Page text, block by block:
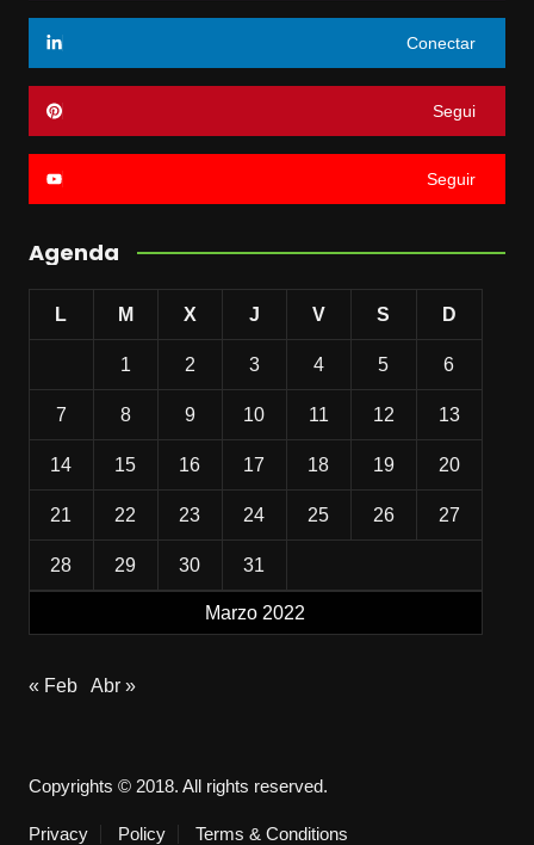
Conectar
Segui
Seguir
Agenda
Marzo 2022
L M X J V S D
1 2 3 4 5 6
7 8 9 10 11 12 13
14 15 16 17 18 19 20
21 22 23 24 25 26 27
28 29 30 31
« Feb Abr »
Copyrights © 2018. All rights reserved.
Privacy Policy Terms & Conditions